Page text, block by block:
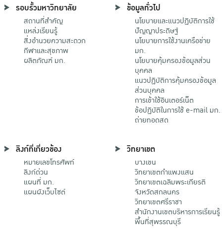
รอบรั้วมหาวิทยาลัย
สถานที่สำคัญ
แหล่งเรียนรู้
สิ่งอำนวยความสะดวก
กีฬาและสุขภาพ
ผลิตภัณฑ์ มก.
ข้อมูลทั่วไป
นโยบายและแนวปฏิบัติการใช้
ปัญญาประดิษฐ์
นโยบายการใช้งานเครือข่าย
มก.
นโยบายคุ้มครองข้อมูลส่วน
บุคคล
แนวปฏิบัติการคุ้มครองข้อมูล
ส่วนบุคคล
การเข้าใช้อินเตอร์เน็ต
ข้อปฏิบัติในการใช้ e-mail มก.
ถ่ายทอดสด
ลิงก์ที่เกี่ยวข้อง
หมายเลขโทรศัพท์
ลิงก์ด่วน
แผนที่ มก.
แผนผังเว็บไซต์
วิทยาเขต
บางเขน
วิทยาเขตกําแพงแสน
วิทยาเขตเฉลิมพระเกียรติ
จังหวัดสกลนคร
วิทยาเขตศรีราชา
สำนักงานเขตบริหารการเรียนรู้
พื้นที่สุพรรณบุรี